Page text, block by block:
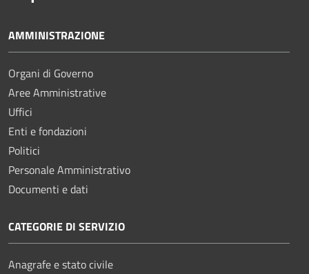
AMMINISTRAZIONE
Organi di Governo
Aree Amministrative
Uffici
Enti e fondazioni
Politici
Personale Amministrativo
Documenti e dati
CATEGORIE DI SERVIZIO
Anagrafe e stato civile